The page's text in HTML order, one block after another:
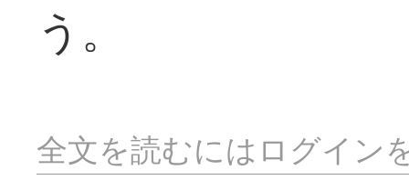
う。
全文を読むにはログイン